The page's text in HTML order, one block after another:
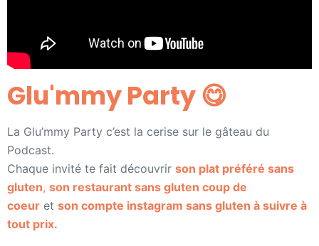
Glu'mmy Party 😋
La Glu’mmy Party c’est la cerise sur le gâteau du
Podcast.
Chaque invité te fait découvrir son plat préféré sans
gluten, son restaurant sans gluten coup de
coeur et son compte instagram sans gluten à suivre à
tout prix.